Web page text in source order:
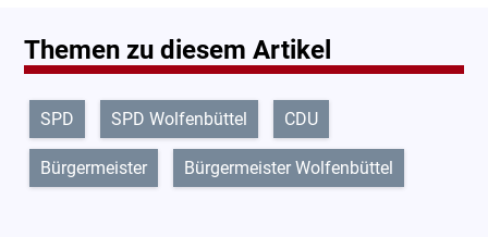
Themen zu diesem Artikel
SPD SPD Wolfenbüttel CDU
Bürgermeister Bürgermeister Wolfenbüttel